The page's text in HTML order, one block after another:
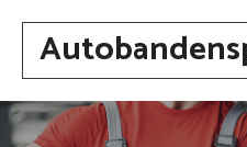
Spring
inhoud